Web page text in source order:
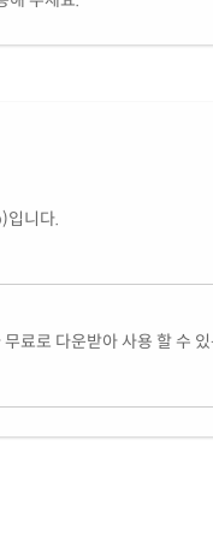
입니다.
료로 다운받아 사용 할 수